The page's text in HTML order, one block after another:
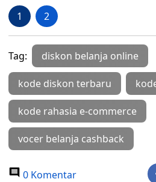
1 2
Tag: diskon belanja online
kode diskon terbaru
kode rahasia e-commerce
vocer belanja cashback
0 Komentar